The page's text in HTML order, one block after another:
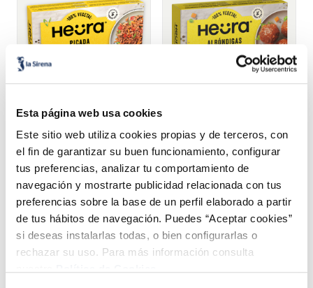
Esta página web usa cookies
Este sitio web utiliza cookies propias y de terceros, con
el fin de garantizar su buen funcionamiento, configurar
tus preferencias, analizar tu comportamiento de
navegación y mostrarte publicidad relacionada con tus
preferencias sobre la base de un perfil elaborado a partir
de tus hábitos de navegación. Puedes “Aceptar cookies”
si deseas instalarlas todas, o bien configurarlas o
rechazar su uso. Para más información consulta
Picada troceada Heura
4,99 € Caja 300g
Sin gluten
4,99 € Caja 208g